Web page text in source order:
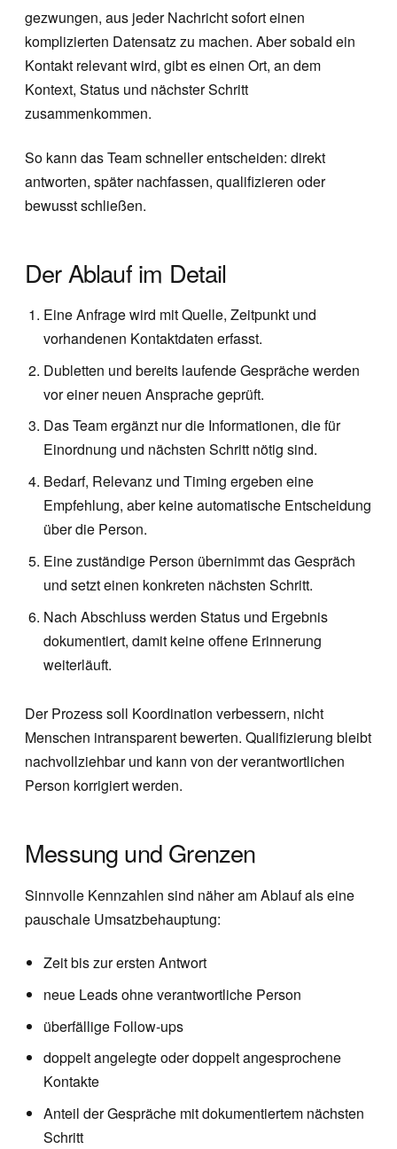
gezwungen, aus jeder Nachricht sofort einen
komplizierten Datensatz zu machen. Aber sobald ein
Kontakt relevant wird, gibt es einen Ort, an dem
Kontext, Status und nächster Schritt
zusammenkommen.
So kann das Team schneller entscheiden: direkt
antworten, später nachfassen, qualifizieren oder
bewusst schließen.
Der Ablauf im Detail
Eine Anfrage wird mit Quelle, Zeitpunkt und
vorhandenen Kontaktdaten erfasst.
Dubletten und bereits laufende Gespräche werden
vor einer neuen Ansprache geprüft.
Das Team ergänzt nur die Informationen, die für
Einordnung und nächsten Schritt nötig sind.
Bedarf, Relevanz und Timing ergeben eine
Empfehlung, aber keine automatische Entscheidung
über die Person.
Eine zuständige Person übernimmt das Gespräch
und setzt einen konkreten nächsten Schritt.
Nach Abschluss werden Status und Ergebnis
dokumentiert, damit keine offene Erinnerung
weiterläuft.
Der Prozess soll Koordination verbessern, nicht
Menschen intransparent bewerten. Qualifizierung bleibt
nachvollziehbar und kann von der verantwortlichen
Person korrigiert werden.
Messung und Grenzen
Sinnvolle Kennzahlen sind näher am Ablauf als eine
pauschale Umsatzbehauptung:
Zeit bis zur ersten Antwort
neue Leads ohne verantwortliche Person
überfällige Follow-ups
doppelt angelegte oder doppelt angesprochene
Kontakte
Anteil der Gespräche mit dokumentiertem nächsten
Schritt